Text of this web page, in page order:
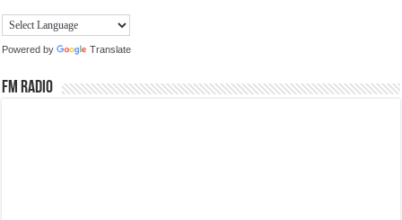
Powered by Translate
FM Radio